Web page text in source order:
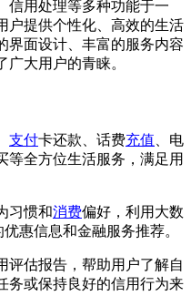
、信用处理等多种功能于一
户提供个性化、高效的生活
界面设计、丰富的服务内容
广大用户的青睐。
支付卡还款、话费充值 、电
等全方位生活服务，满足用
习惯和消费偏好，利用大数
惠信息和金融服务推荐。
评估报告，帮助用户了解自
务或保持良好的信用行为来